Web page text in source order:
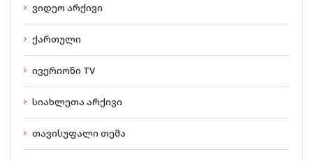
ვიდეო არქივი
ქართული
ივერიონი TV
სიახლეთა არქივი
თავისუფალი თემა